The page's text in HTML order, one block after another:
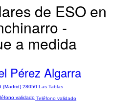
de ESO en
-
a medida
Pérez Algarra
(Madrid) 28050 Las Tablas
Teléfono validado